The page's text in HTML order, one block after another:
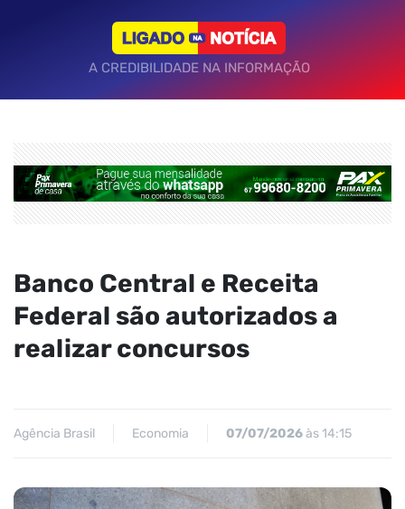
A CREDIBILIDADE NA INFORMAÇÃO
Banco Central e Receita
Federal são autorizados a
realizar concursos
Agência Brasil Economia 07/07/2026às 14:15